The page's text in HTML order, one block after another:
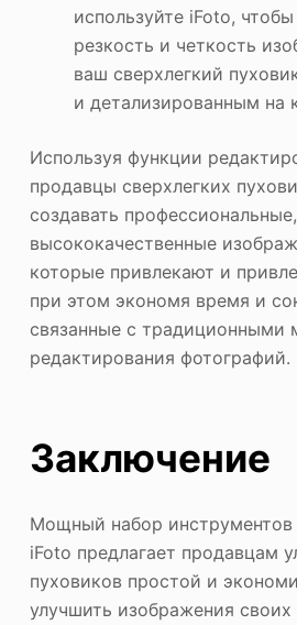
используйте iFoto,
резкость и четкость
ваш сверхлегкий
и детализированным на
Используя функции
продавцы сверхлегких
создавать профессиональные,
высококачественные
которые привлекают и
при этом экономя время и
связанные с традиционными
редактирования фотографий.
Заключение
Мощный набор инструментов
iFoto предлагает продавцам
пуховиков простой и
улучшить изображения